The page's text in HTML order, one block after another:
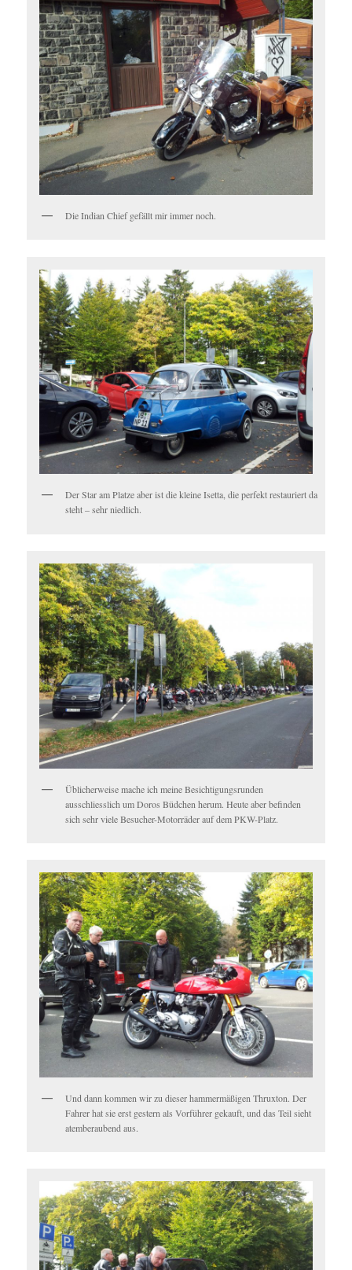
Die Indian Chief gefällt mir immer noch.
Der Star am Platze aber ist die kleine Isetta, die perfekt restauriert da
steht – sehr niedlich.
Üblicherweise mache ich meine Besichtigungsrunden
ausschliesslich um Doros Büdchen herum. Heute aber befinden
sich sehr viele Besucher-Motorräder auf dem PKW-Platz.
Und dann kommen wir zu dieser hammermäßigen Thruxton. Der
Fahrer hat sie erst gestern als Vorführer gekauft, und das Teil sieht
atemberaubend aus.